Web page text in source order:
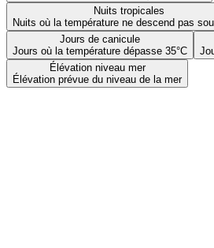
Nuits tropicales
Nuits où la température ne descend pas
Jours de canicule
Jours où la température dépasse 35°C
Élévation niveau mer
Élévation prévue du niveau de la mer